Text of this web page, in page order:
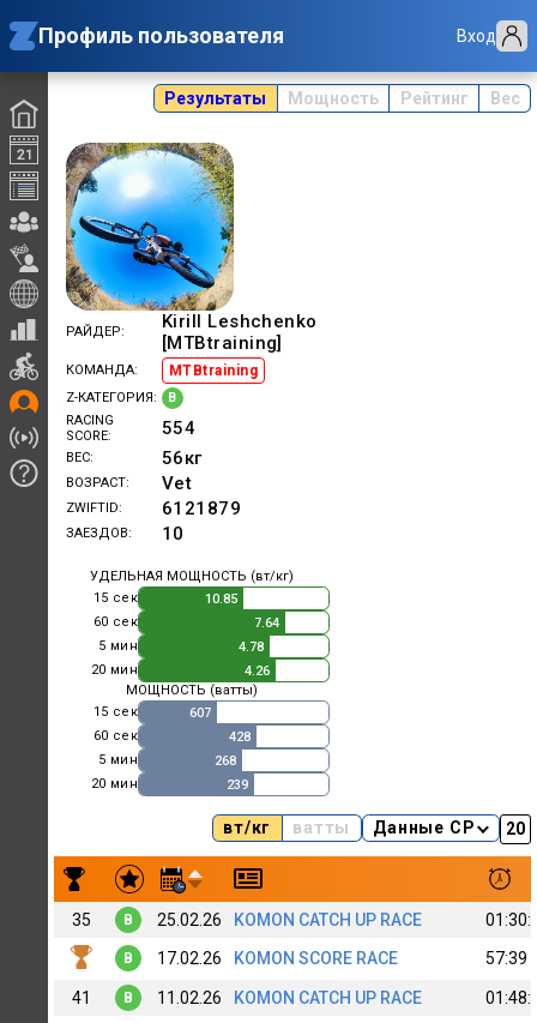
Профиль пользователя Вход
Результаты Мощность Рейтинг Вес
РАЙДЕР
Kirill Leshchenko
[MTBtraining]
КОМАНДА MTBtraining
Z-КАТЕГОРИЯ
B
RACING
SCORE
554
ВЕС 56кг
ВОЗРАСТ Vet
ZWIFTID 6121879
ЗАЕЗДОВ 10
УДЕЛЬНАЯ МОЩНОСТЬ (вт/кг)
15 сек
10.85
60 сек
7.64
5 мин
4.78
20 мин
4.26
МОЩНОСТЬ (ватты)
15 сек
607
60 сек
428
5 мин
268
20 мин
239
вт/кг ватты Данные CP
Результаты заездов Kirill Leshchenko [MTBtraining]
35 B 25.02.26 KOMON CATCH UP RACE
B 17.02.26 KOMON SCORE RACE 57:39
41 B 11.02.26 KOMON CATCH UP RACE